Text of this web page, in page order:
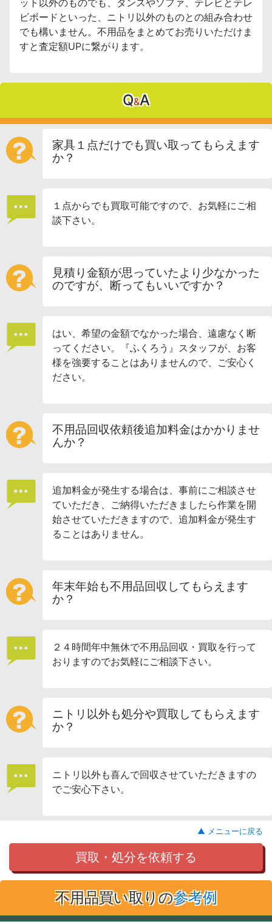
ット以外のものでも、タンスやソファ、テレビとテレ
ビボードといった、ニトリ以外のものとの組み合わせ
でも構いません。不用品をまとめてお売りいただけま
すと査定額UPに繋がります。
Q&A
家具１点だけでも買い取ってもらえます
か？
１点からでも買取可能ですので、お気軽にご相
談下さい。
見積り金額が思っていたより少なかった
のですが、断ってもいいですか？
はい、希望の金額でなかった場合、遠慮なく断
ってください。『ふくろう』スタッフが、お客
様を強要することはありませんので、ご安心く
ださい。
不用品回収依頼後追加料金はかかりませ
んか？
追加料金が発生する場合は、事前にご相談させ
ていただき、ご納得いただきましたら作業を開
始させていただきますので、追加料金が発生す
ることはありません。
年末年始も不用品回収してもらえます
か？
２４時間年中無休で不用品回収・買取を行って
おりますのでお気軽にご相談下さい。
ニトリ以外も処分や買取してもらえます
か？
ニトリ以外も喜んで回収させていただきますの
でご安心下さい。
▲ メニューに戻る
買取・処分を依頼する
不用品買い取りの参考例